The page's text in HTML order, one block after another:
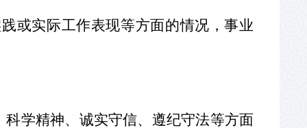
或实际工作表现等方面的情况，事业
学精神、诚实守信、遵纪守法等方面